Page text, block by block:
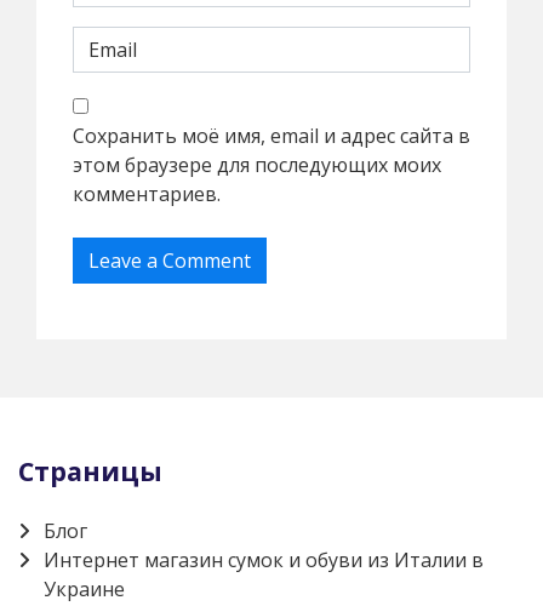
Сохранить моё имя, email и адрес сайта в
этом браузере для последующих моих
комментариев.
Страницы
Блог
Интернет магазин сумок и обуви из Италии в
Украине